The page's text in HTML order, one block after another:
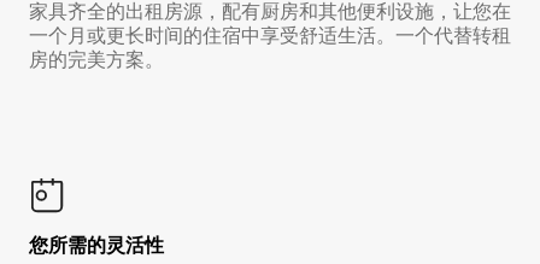
家具齐全的出租房源，配有厨房和其他便利设施，让您在
一个月或更长时间的住宿中享受舒适生活。一个代替转租
房的完美方案。
您所需的灵活性